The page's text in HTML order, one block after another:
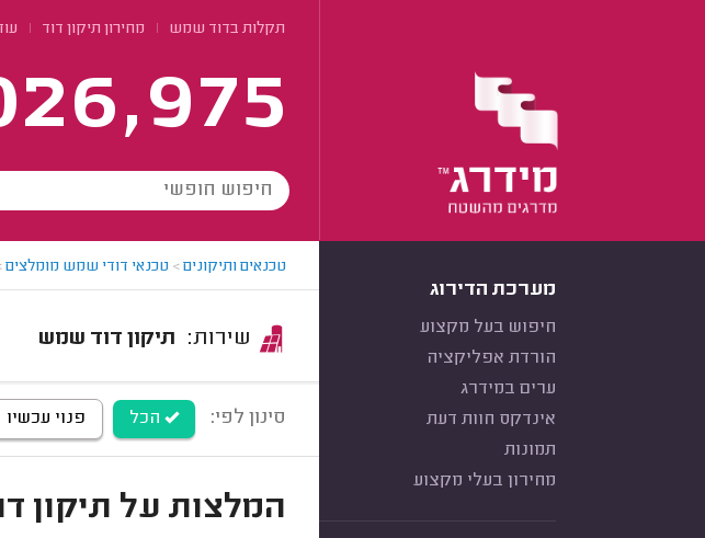
תקלות בדוד שמש מחירון תיקון דוד
מערכת הדירוג
חיפוש בעל מקצוע
הורדת אפליקציה
ערים במידרג
אינדקס חוות דעת
תמונות
מחירון בעלי מקצוע
טכנאים ותיקונים> טכנאי דודי שמש מומלצים
תיקון דוד שמש
סינון לפי: הכל פנוי עכשיו
המלצות על תיקון